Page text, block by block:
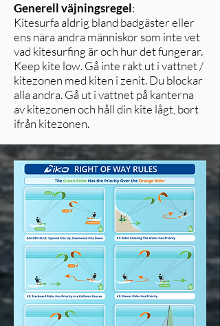
Generell väjningsregel:
Kitesurfa aldrig bland badgäster eller
ens nära andra människor som inte vet
vad kitesurfing är och hur det fungerar.
Keep kite low. Gå inte rakt ut i vattnet /
kitezonen med kiten i zenit. Du blockar
alla andra. Gå ut i vattnet på kanterna
av kitezonen och håll din kite lågt, bort
ifrån kitezonen.